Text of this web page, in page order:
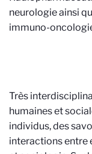
neurologie ainsi
immuno-
Très
humaines et
individus, des
interactions entre